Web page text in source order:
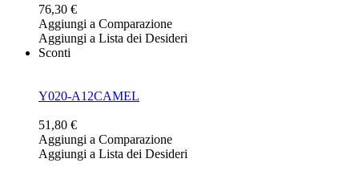
76,30 €
Aggiungi a Comparazione
Aggiungi a Lista dei Desideri
Sconti
Y020-A12CAMEL
51,80 €
Aggiungi a Comparazione
Aggiungi a Lista dei Desideri